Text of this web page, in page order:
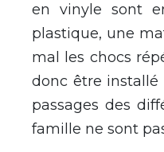
en vinyle sont
plastique, une
mal les chocs
donc être installé
passages des
famille ne sont